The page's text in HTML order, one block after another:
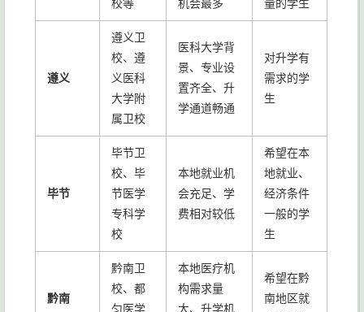
校等
机会最多
量的学生
遵义
遵义卫
校、遵
义医科
大学附
属卫校
医科大学背
景、专业设
置齐全、升
学通道畅通
对升学有
需求的学
生
毕节
毕节卫
校、毕
节医学
专科学
校
本地就业机
会充足、学
费相对较低
希望在本
地就业、
经济条件
一般的学
生
黔南
黔南卫
校、都
匀医学
本地医疗机
构需求量
大、升学机
希望在黔
南地区就